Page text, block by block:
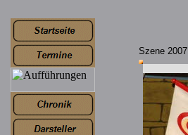
Szene 2007